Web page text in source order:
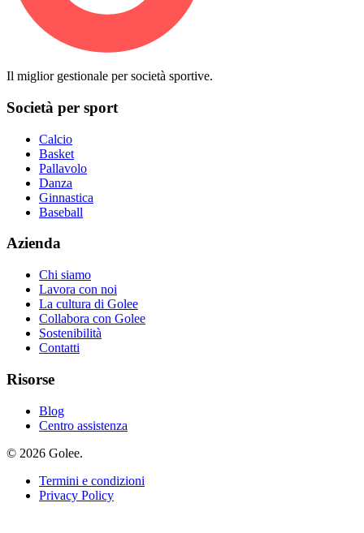
Il miglior gestionale per società sportive.
Società per sport
Calcio
Basket
Pallavolo
Danza
Ginnastica
Baseball
Azienda
Chi siamo
Lavora con noi
La cultura di Golee
Collabora con Golee
Sostenibilità
Contatti
Risorse
Blog
Centro assistenza
© 2026 Golee.
Termini e condizioni
Privacy Policy